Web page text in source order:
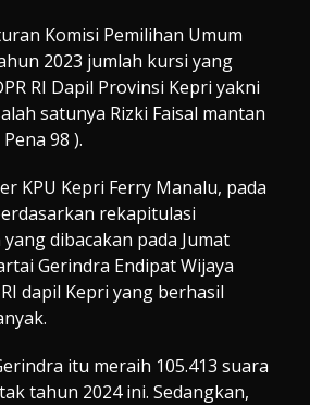
Komisi Pemilihan Umum
2023 jumlah kursi yang
RI Dapil Provinsi Kepri yakni
satunya Rizki Faisal mantan
98 ).
KPU Kepri Ferry Manalu, pada
rekapitulasi
dibacakan pada Jumat
Gerindra Endipat Wijaya
dapil Kepri yang berhasil
itu meraih 105.413 suara
tahun 2024 ini. Sedangkan,